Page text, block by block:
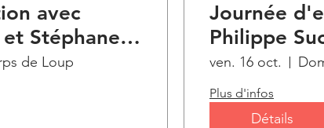
avec
Stéphane
d'un
de Loup
Journée
Philippe
Robineau
vignoble !
ven. 16 oct.
Plus d'infos
Détails